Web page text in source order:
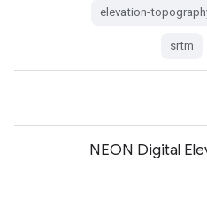
elevation-
srtm
NEON Digital